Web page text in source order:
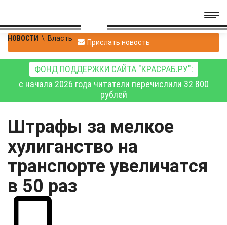
НОВОСТИ \ Власть Прислать новость
ФОНД ПОДДЕРЖКИ САЙТА "КРАСРАБ.РУ":
с начала 2026 года читатели перечислили 32 800
рублей
Штрафы за мелкое
хулиганство на
транспорте увеличатся
в 50 раз